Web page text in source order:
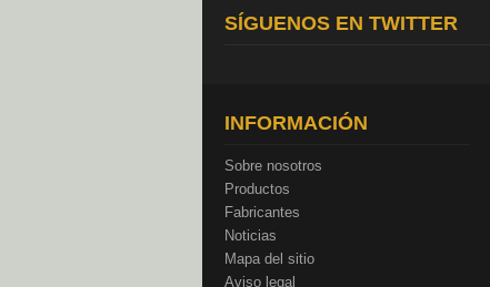
SÍGUENOS EN TWITTER
INFORMACIÓN
Sobre nosotros
Productos
Fabricantes
Noticias
Mapa del sitio
Aviso legal